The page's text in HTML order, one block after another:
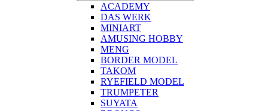
ACADEMY
DAS WERK
MINIART
AMUSING HOBBY
MENG
BORDER MODEL
TAKOM
RYEFIELD MODEL
TRUMPETER
SUYATA